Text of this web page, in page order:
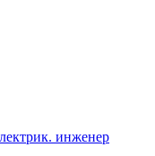
инженер